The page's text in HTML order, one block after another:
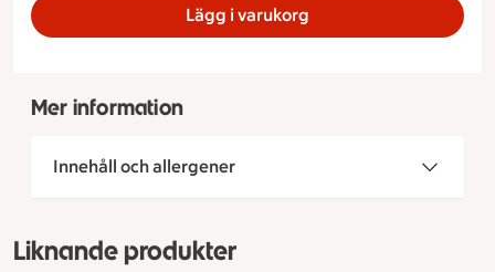
Lägg i varukorg
Mer information
Innehåll och allergener
Liknande produkter